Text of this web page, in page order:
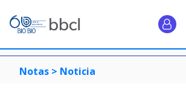
Notas > Noticia